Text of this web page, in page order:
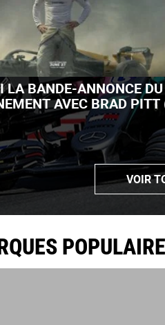
LA BANDE-ANNONCE DU
AVEC BRAD PITT
VOIR